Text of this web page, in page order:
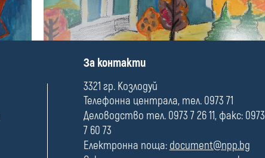
П
л
е
За контакти
3321 гр. Козлодуй
Телефонна централа, тел. 0973 71
Деловодство тел. 0973 7 26 11, факс: 0973
7 60 73
Електронна поща: document@npp.bg